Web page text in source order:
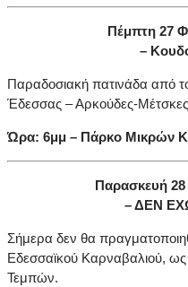
Πέμπτη 27
–
Παραδοσιακή πατινάδα από
Έδεσσας – Αρκούδες-
Ώρα: 6μμ – Πάρκο Μικρών
Παρασκευή
– ΔΕΝ
Σήμερα δεν θα
Εδεσσαϊκού Καρναβαλιού,
Τεμπών.